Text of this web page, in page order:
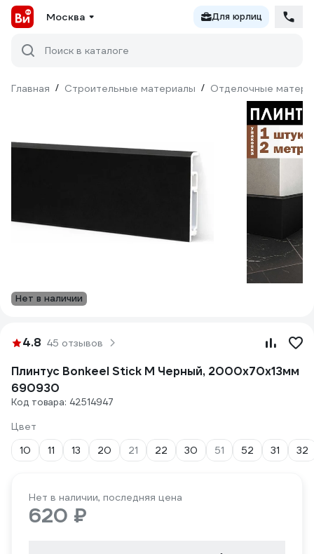
Москва Для юрлиц
Поиск в каталоге
Главная / Строительные материалы / Отделочные
Нет в наличии
4.8 45 отзывов
Плинтус Bonkeel Stick M Черный, 2000х70х13мм
690930
Код товара: 42514947
Цвет
10
11 13 20 21 22 30 51 52 31 32
Нет в наличии, последняя цена
620 ₽